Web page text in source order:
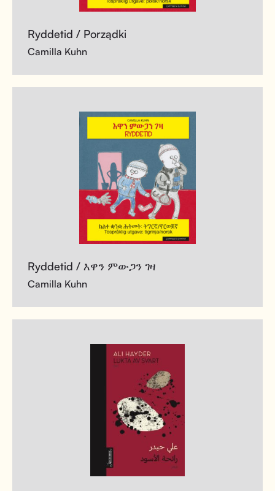
Ryddetid / Porządki
Camilla Kuhn
Ryddetid / እዋን ምውጋን ገዛ
Camilla Kuhn